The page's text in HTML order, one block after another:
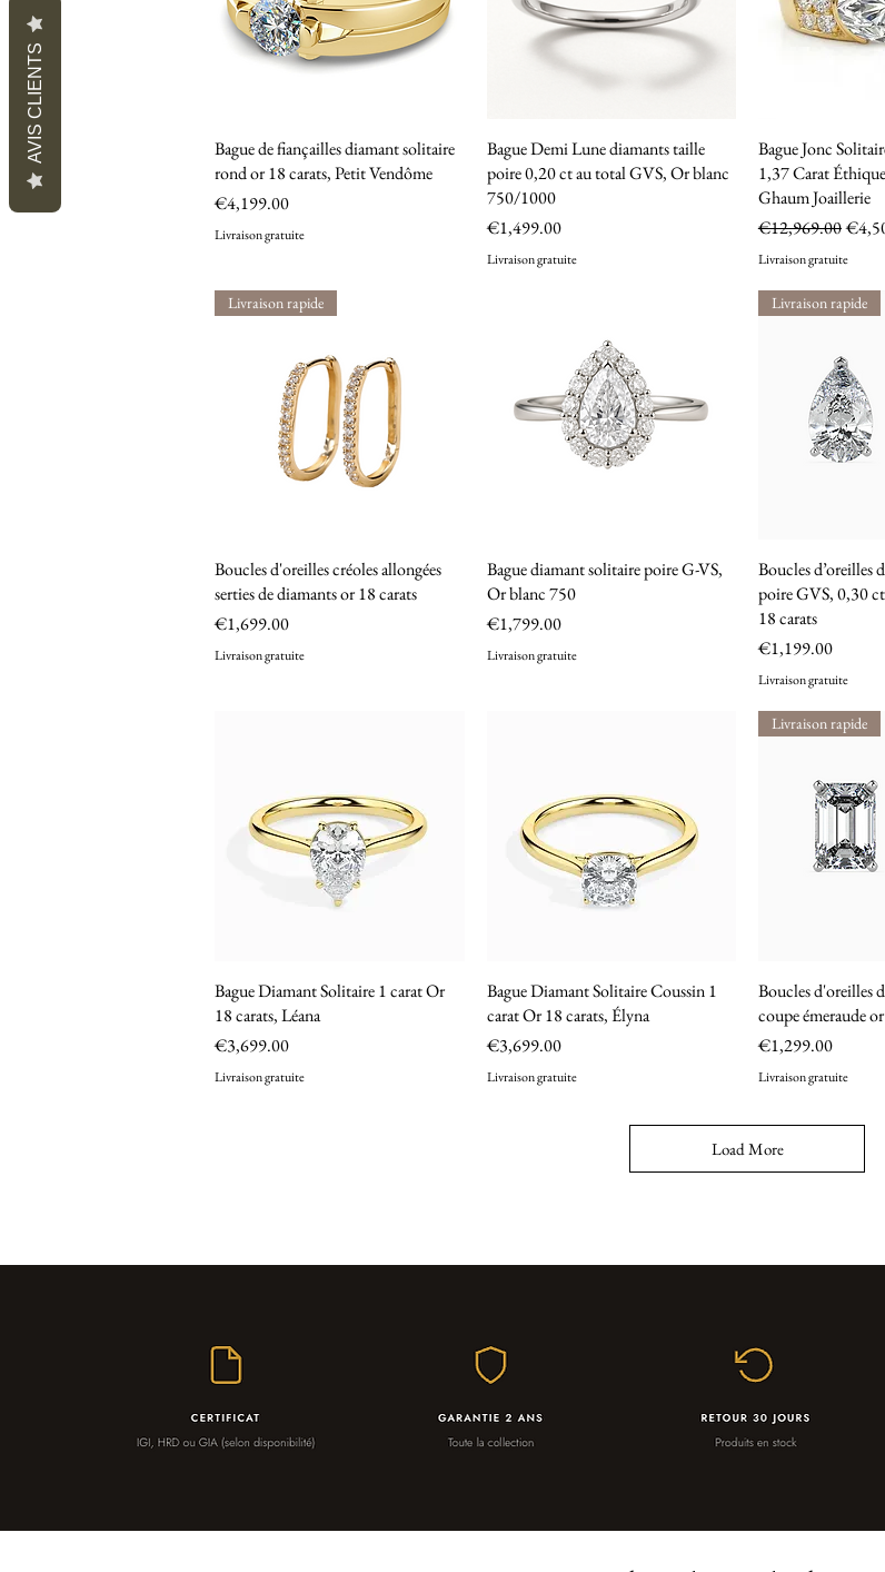
Quick View
Bague de fiançailles diamant solitaire
rond or 18 carats, Petit Vendôme
Price
€4,199.00
Livraison gratuite
Quick View
Bague Demi Lune diamants taille
poire 0,20 ct au total GVS, Or blanc
750/1000
Price
€1,499.00
Livraison gratuite
Bague Jonc
1,37 Carat
Ghaum Joaillerie
Regular Price
€12,969.00Sale
Livraison gratuite
Quick View
Livraison rapide
Boucles d'oreilles créoles allongées
serties de diamants or 18 carats
Price
€1,699.00
Livraison gratuite
Quick View
Bague diamant solitaire poire G-VS,
Or blanc 750
Price
€1,799.00
Livraison gratuite
Livraison rapide
Boucles d’oreilles
poire GVS, 0,30
18 carats
Price
€1,199.00
Livraison gratuite
Quick View
Bague Diamant Solitaire 1 carat Or
18 carats, Léana
Price
€3,699.00
Livraison gratuite
Quick View
Bague Diamant Solitaire Coussin 1
carat Or 18 carats, Élyna
Price
€3,699.00
Livraison gratuite
Livraison rapide
Boucles d'oreilles
coupe émeraude
Price
€1,299.00
Livraison gratuite
Load More
AVIS CLIENTS